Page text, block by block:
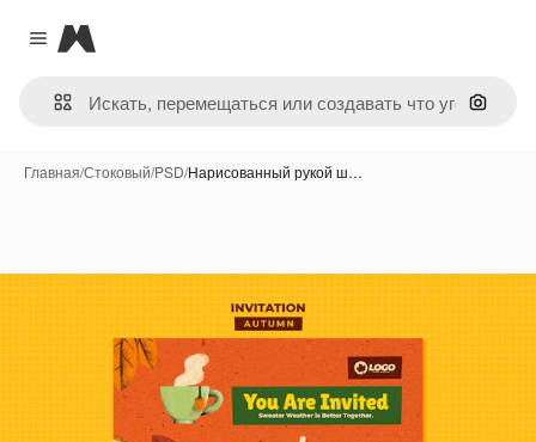
Close menu
Magnific
Поиск
Главная/Стоковый/PSD/Нарисованный рукой ш…